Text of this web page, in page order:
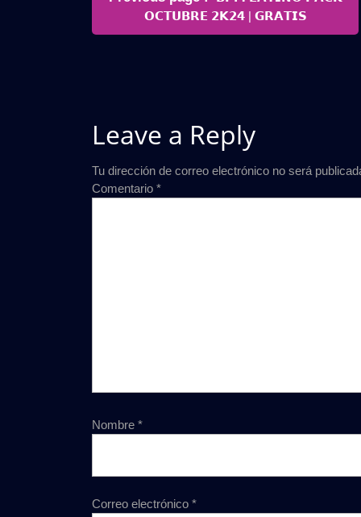
de
entradas
Posts
𝗢𝗖𝗧𝗨𝗕𝗥𝗘 𝟮𝗞𝟮𝟰 | 𝗚𝗥𝗔𝗧𝗜𝗦
Leave a Reply
Tu dirección de correo electrónico no será
Comentario *
Nombre *
Correo electrónico *